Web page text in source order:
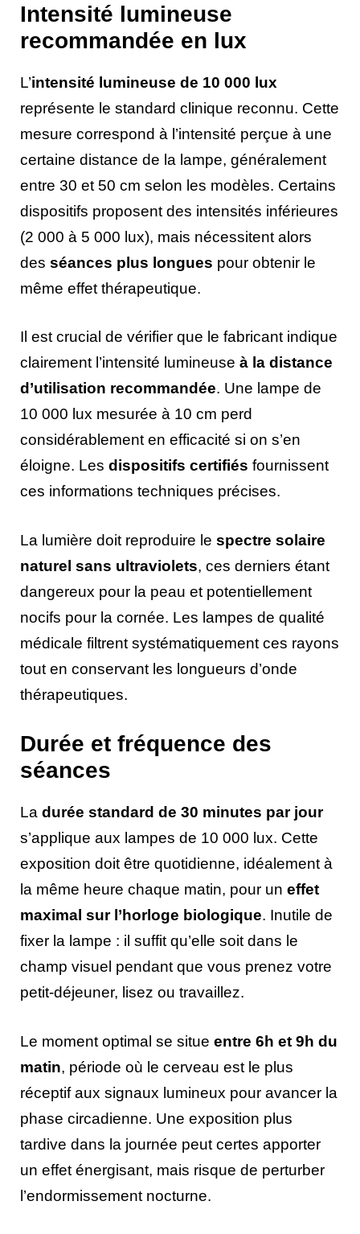
Intensité lumineuse
recommandée en lux
L’intensité lumineuse de 10 000 lux
représente le standard clinique reconnu. Cette
mesure correspond à l’intensité perçue à une
certaine distance de la lampe, généralement
entre 30 et 50 cm selon les modèles. Certains
dispositifs proposent des intensités inférieures
(2 000 à 5 000 lux), mais nécessitent alors
des séances plus longues pour obtenir le
même effet thérapeutique.
Il est crucial de vérifier que le fabricant indique
clairement l’intensité lumineuse à la distance
d’utilisation recommandée. Une lampe de
10 000 lux mesurée à 10 cm perd
considérablement en efficacité si on s’en
éloigne. Les dispositifs certifiés fournissent
ces informations techniques précises.
La lumière doit reproduire le spectre solaire
naturel sans ultraviolets, ces derniers étant
dangereux pour la peau et potentiellement
nocifs pour la cornée. Les lampes de qualité
médicale filtrent systématiquement ces rayons
tout en conservant les longueurs d’onde
thérapeutiques.
Durée et fréquence des
séances
La durée standard de 30 minutes par jour
s’applique aux lampes de 10 000 lux. Cette
exposition doit être quotidienne, idéalement à
la même heure chaque matin, pour un effet
maximal sur l’horloge biologique. Inutile de
fixer la lampe : il suffit qu’elle soit dans le
champ visuel pendant que vous prenez votre
petit-déjeuner, lisez ou travaillez.
Le moment optimal se situe entre 6h et 9h du
matin, période où le cerveau est le plus
réceptif aux signaux lumineux pour avancer la
phase circadienne. Une exposition plus
tardive dans la journée peut certes apporter
un effet énergisant, mais risque de perturber
l’endormissement nocturne.